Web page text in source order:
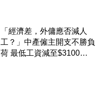
「經濟差，外傭應否減人
工？」中產僱主開支不勝負
荷 最低工資減至$3100蚊